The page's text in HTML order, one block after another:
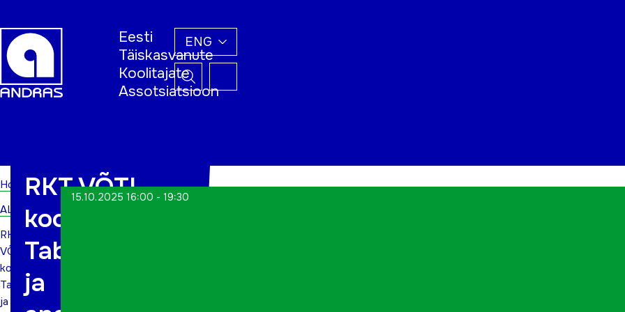
Eesti
Täiskasvanute
Koolitajate
Assotsiatsioon
ENG
Home
ALWs
RKT
VÕTI
koolitus
Tabelarvutus
ja
RKT VÕTI
koolitus
Tabelarvutus
ja
15.10.2025 16:00 - 19:30